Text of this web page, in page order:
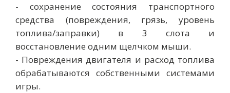
- сохранение состояния транспортного
средства (повреждения, грязь, уровень
топлива/заправки) в 3 слота и
восстановление одним щелчком мыши.
- Повреждения двигателя и расход топлива
обрабатываются собственными системами
игры.